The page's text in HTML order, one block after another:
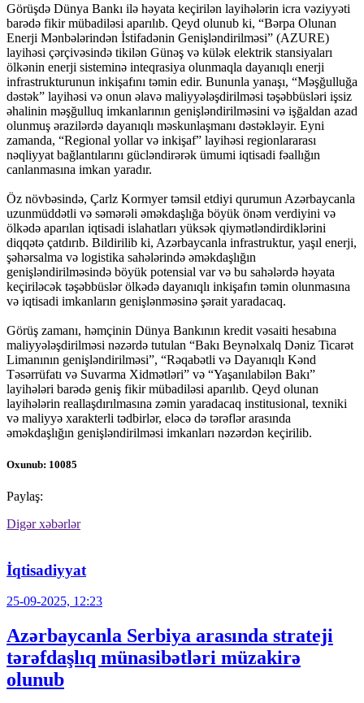
Görüşdə Dünya Bankı ilə həyata keçirilən layihələrin icra vəziyyəti
barədə fikir mübadiləsi aparılıb. Qeyd olunub ki, “Bərpa Olunan
Enerji Mənbələrindən İstifadənin Genişləndirilməsi” (AZURE)
layihəsi çərçivəsində tikilən Günəş və külək elektrik stansiyaları
ölkənin enerji sisteminə inteqrasiya olunmaqla dayanıqlı enerji
infrastrukturunun inkişafını təmin edir. Bununla yanaşı, “Məşğulluğa
dəstək” layihəsi və onun əlavə maliyyələşdirilməsi təşəbbüsləri işsiz
əhalinin məşğulluq imkanlarının genişləndirilməsini və işğaldan azad
olunmuş ərazilərdə dayanıqlı məskunlaşmanı dəstəkləyir. Eyni
zamanda, “Regional yollar və inkişaf” layihəsi regionlararası
nəqliyyat bağlantılarını gücləndirərək ümumi iqtisadi fəallığın
canlanmasına imkan yaradır.
Öz növbəsində, Çarlz Kormyer təmsil etdiyi qurumun Azərbaycanla
uzunmüddətli və səmərəli əməkdaşlığa böyük önəm verdiyini və
ölkədə aparılan iqtisadi islahatları yüksək qiymətləndirdiklərini
diqqətə çatdırıb. Bildirilib ki, Azərbaycanla infrastruktur, yaşıl enerji,
şəhərsalma və logistika sahələrində əməkdaşlığın
genişləndirilməsində böyük potensial var və bu sahələrdə həyata
keçiriləcək təşəbbüslər ölkədə dayanıqlı inkişafın təmin olunmasına
və iqtisadi imkanların genişlənməsinə şərait yaradacaq.
Görüş zamanı, həmçinin Dünya Bankının kredit vəsaiti hesabına
maliyyələşdirilməsi nəzərdə tutulan “Bakı Beynəlxalq Dəniz Ticarət
Limanının genişləndirilməsi”, “Rəqabətli və Dayanıqlı Kənd
Təsərrüfatı və Suvarma Xidmətləri” və “Yaşanılabilən Bakı”
layihələri barədə geniş fikir mübadiləsi aparılıb. Qeyd olunan
layihələrin reallaşdırılmasına zəmin yaradacaq institusional, texniki
və maliyyə xarakterli tədbirlər, eləcə də tərəflər arasında
əməkdaşlığın genişləndirilməsi imkanları nəzərdən keçirilib.
Oxunub: 10085
Paylaş:
Digər xəbərlər
İqtisadiyyat
25-09-2025, 12:23
Azərbaycanla Serbiya arasında strateji
tərəfdaşlıq münasibətləri müzakirə
olunub